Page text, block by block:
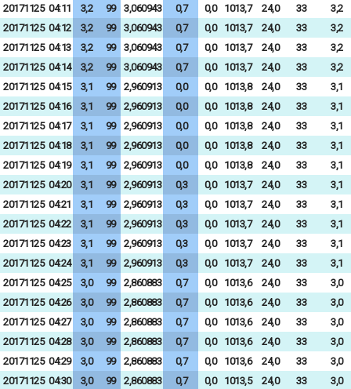
20171125 04:11 3,2 99 3,060943 0,7 0,0 1013,7 24,0 33
3,2
20171125 04:12 3,2 99 3,060943 0,7 0,0 1013,7 24,0 33
3,2
20171125 04:13 3,2 99 3,060943 0,7 0,0 1013,7 24,0 33
3,2
20171125 04:14 3,2 99 3,060943 0,7 0,0 1013,7 24,0 33
3,2
20171125 04:15 3,1 99 2,960913 0,0 0,0 1013,8 24,0 33
3,1
20171125 04:16 3,1 99 2,960913 0,0 0,0 1013,8 24,0 33
3,1
20171125 04:17 3,1 99 2,960913 0,0 0,0 1013,8 24,0 33
3,1
20171125 04:18 3,1 99 2,960913 0,0 0,0 1013,8 24,0 33
3,1
20171125 04:19 3,1 99 2,960913 0,0 0,0 1013,8 24,0 33
3,1
20171125 04:20 3,1 99 2,960913 0,3 0,0 1013,7 24,0 33
3,1
20171125 04:21 3,1 99 2,960913 0,3 0,0 1013,7 24,0 33
3,1
20171125 04:22 3,1 99 2,960913 0,3 0,0 1013,7 24,0 33
3,1
20171125 04:23 3,1 99 2,960913 0,3 0,0 1013,7 24,0 33
3,1
20171125 04:24 3,1 99 2,960913 0,3 0,0 1013,7 24,0 33
3,1
20171125 04:25 3,0 99 2,860883 0,7 0,0 1013,6 24,0 33
3,0
20171125 04:26 3,0 99 2,860883 0,7 0,0 1013,6 24,0 33
3,0
20171125 04:27 3,0 99 2,860883 0,7 0,0 1013,6 24,0 33
3,0
20171125 04:28 3,0 99 2,860883 0,7 0,0 1013,6 24,0 33
3,0
20171125 04:29 3,0 99 2,860883 0,7 0,0 1013,6 24,0 33
3,0
20171125 04:30 3,0 99 2,860883 0,7 0,0 1013,5 24,0 33 3,0